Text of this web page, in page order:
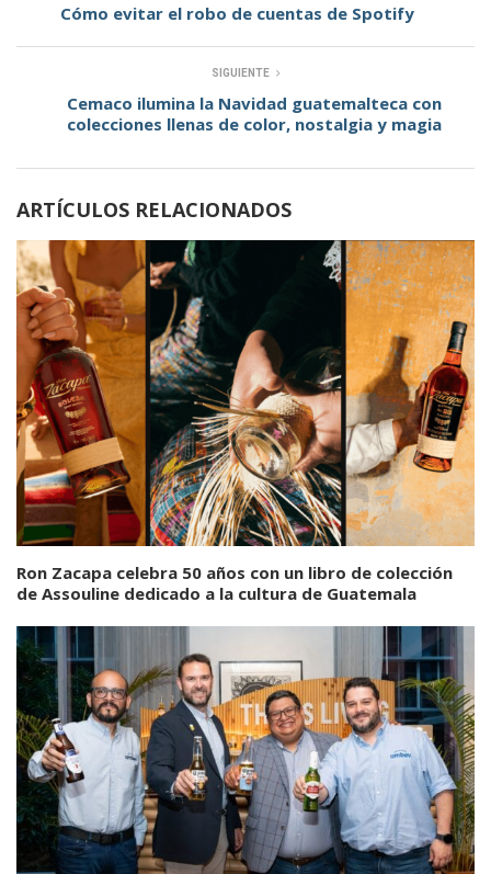
Cómo evitar el robo de cuentas de Spotify
SIGUIENTE
Cemaco ilumina la Navidad guatemalteca con
colecciones llenas de color, nostalgia y magia
ARTÍCULOS RELACIONADOS
Ron Zacapa celebra 50 años con un libro de colección
de Assouline dedicado a la cultura de Guatemala